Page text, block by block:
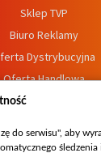
Sklep TVP
Biuro Reklamy
Dystrybucyjna
Oferta Handlowa
Dostępność
zgłoszeń
do serwisu", aby
śledzenia